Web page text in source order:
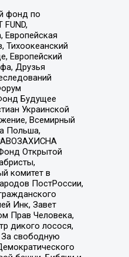
фонд по
Европейская
Европейский
Друзья
Будущее
Украинской
Всемирный
Польша,
Открытой
комитет в
ПостРоссии,
Инк, Завет
Прав Человека,
дикого лосося,
свободную